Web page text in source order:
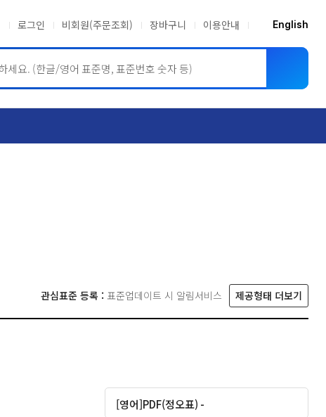
로그인 비회원(주문조회) 장바구니 이용안내 English
관심표준 등록 : 표준업데이트 시 알림서비스 제공형태 더보기
[영어]PDF(정오표) -